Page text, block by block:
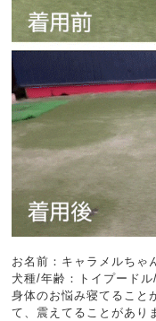
お名前：キャラメルちゃ
犬種/年齢：トイプード
身体のお悩み寝てること
て、震えてることがあり